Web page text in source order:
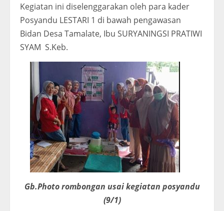
Kegiatan ini diselenggarakan oleh para kader
Posyandu LESTARI 1 di bawah pengawasan
Bidan Desa Tamalate, Ibu SURYANINGSI PRATIWI
SYAM S.Keb.
Gb.Photo rombongan usai kegiatan posyandu
(9/1)